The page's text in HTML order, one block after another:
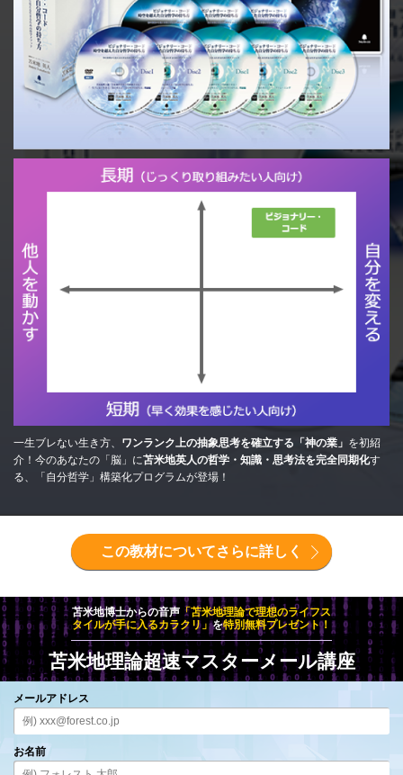
一生ブレない生き方、 ワンランク上の抽象思考を確立する「神の業」 を初紹
介！今のあなたの「脳」に苫米地英人の哲学・知識・思考法を完全同期化す
る、「自分哲学」構築化プログラムが登場！
この教材についてさらに詳しく
苫米地博士からの音声 「苫米地理論で理想のライフス
タイルが手に入るカラクリ」を特別無料プレゼント！
苫米地理論超速マスターメール講座
メールアドレス
お名前